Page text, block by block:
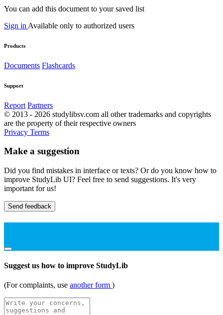
You can add this document to your saved list
Sign in Available only to authorized users
Products
Documents Flashcards
Support
Report Partners
© 2013 - 2026 studylibsv.com all other trademarks and copyrights
are the property of their respective owners
Privacy Terms
Make a suggestion
Did you find mistakes in interface or texts? Or do you know how to
improve StudyLib UI? Feel free to send suggestions. It's very
important for us!
Send feedback
Suggest us how to improve StudyLib
(For complaints, use another form )